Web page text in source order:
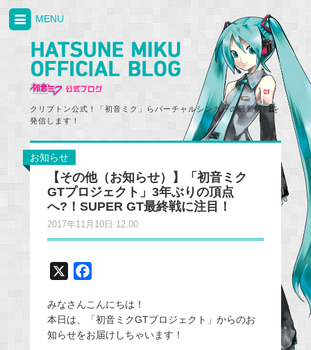
クリプトン公式！「初音ミク」らバーチャルシンガーの最新情報を
発信します！
MENU
お知らせ
【その他（お知らせ）】「初音ミク
GTプロジェクト」3年ぶりの頂点
へ?！SUPER GT最終戦に注目！
2017年11月10日 12:00
c
e
b
みなさんこんにちは！
本日は、「初音ミクGTプロジェクト」からのお
知らせをお届けしちゃいます！